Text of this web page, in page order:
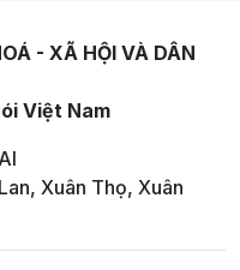
- XÃ HỘI VÀ DÂN
Việt Nam
Xuân Thọ, Xuân